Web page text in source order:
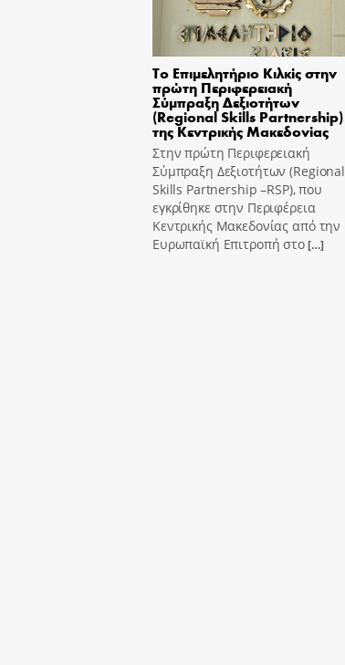
Το Επιμελητήριο Κιλκίς στην
πρώτη Περιφερειακή
Σύμπραξη Δεξιοτήτων
(Regional Skills Partnership)
της Κεντρικής Μακεδονίας
Στην πρώτη Περιφερειακή
Σύμπραξη Δεξιοτήτων (Regional
Skills Partnership –RSP), που
εγκρίθηκε στην Περιφέρεια
Κεντρικής Μακεδονίας από την
Ευρωπαϊκή Επιτροπή στο[…]